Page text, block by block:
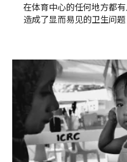
在体育中心的任何地方都
造成了显而易见的卫生问题